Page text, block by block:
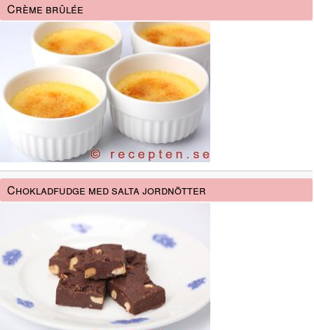
Crème brûlée
Chokladfudge med salta jordnötter